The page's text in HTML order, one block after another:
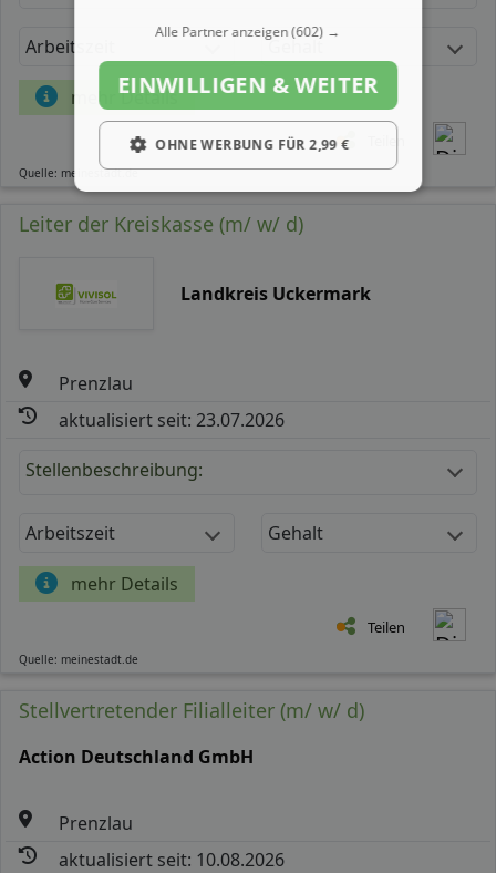
Arbeitszeit Gehalt
mehr Details
Quelle: meinestadt.de
Leiter der Kreiskasse (m/ w/ d)
Landkreis Uckermark
Prenzlau
aktualisiert seit: 23.07.2026
Stellenbeschreibung:
Arbeitszeit Gehalt
mehr Details
Teilen
Quelle: meinestadt.de
Stellvertretender Filialleiter (m/ w/ d)
Action Deutschland GmbH
Prenzlau
aktualisiert seit: 10.08.2026
Alle Partner anzeigen(602) →
EINWILLIGEN & WEITER
OHNE WERBUNG FÜR 2,99 €